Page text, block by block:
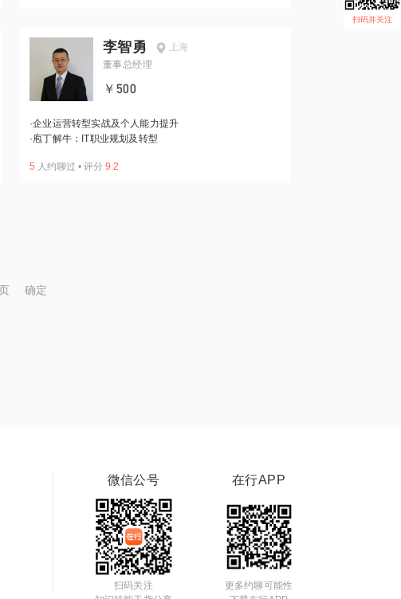
李智勇
上海
董事总经理
￥500
·企业运营转型实战及个人能力提升
·庖丁解牛：IT职业规划及转型
5 人约聊过 • 评分 9.2
确定
扫码并关注
微信公号
扫码关注
在行APP
更多约聊可能性